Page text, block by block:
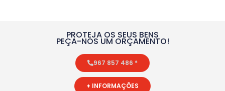
PROTEJA OS SEUS BENS
PEÇA-NOS UM ORÇAMENTO!
967 857 486 *
+ INFORMAÇÕES